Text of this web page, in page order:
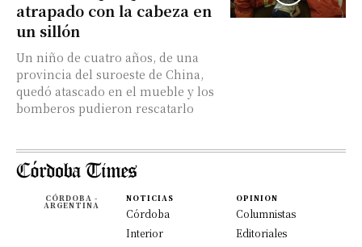
atrapado con la cabeza en
un sillón
Un niño de cuatro años, de una
provincia del suroeste de China,
quedó atascado en el mueble y los
bomberos pudieron rescatarlo
CÓRDOBA -
ARGENTINA
NOTICIAS
Córdoba
Interior
OPINION
Columnistas
Editoriales